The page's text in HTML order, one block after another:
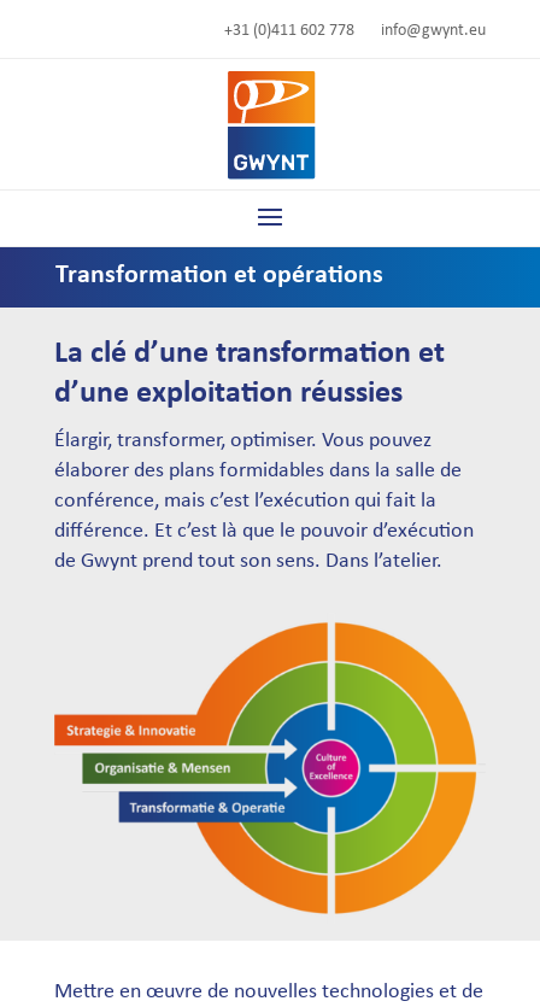
+31 (0)411 602 778 info@gwynt.eu
Transformation et opérations
La clé d’une transformation et
d’une exploitation réussies
Élargir, transformer, optimiser. Vous pouvez
élaborer des plans formidables dans la salle de
conférence, mais c’est l’exécution qui fait la
différence. Et c’est là que le pouvoir d’exécution
de Gwynt prend tout son sens. Dans l’atelier.
Mettre en œuvre de nouvelles technologies et de